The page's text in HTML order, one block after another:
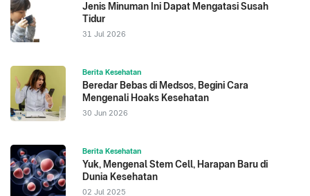
Jenis Minuman Ini Dapat Mengatasi Susah
Tidur
31 Jul 2026
Berita Kesehatan
Beredar Bebas di Medsos, Begini Cara
Mengenali Hoaks Kesehatan
30 Jun 2026
Berita Kesehatan
Yuk, Mengenal Stem Cell, Harapan Baru di
Dunia Kesehatan
02 Jul 2025